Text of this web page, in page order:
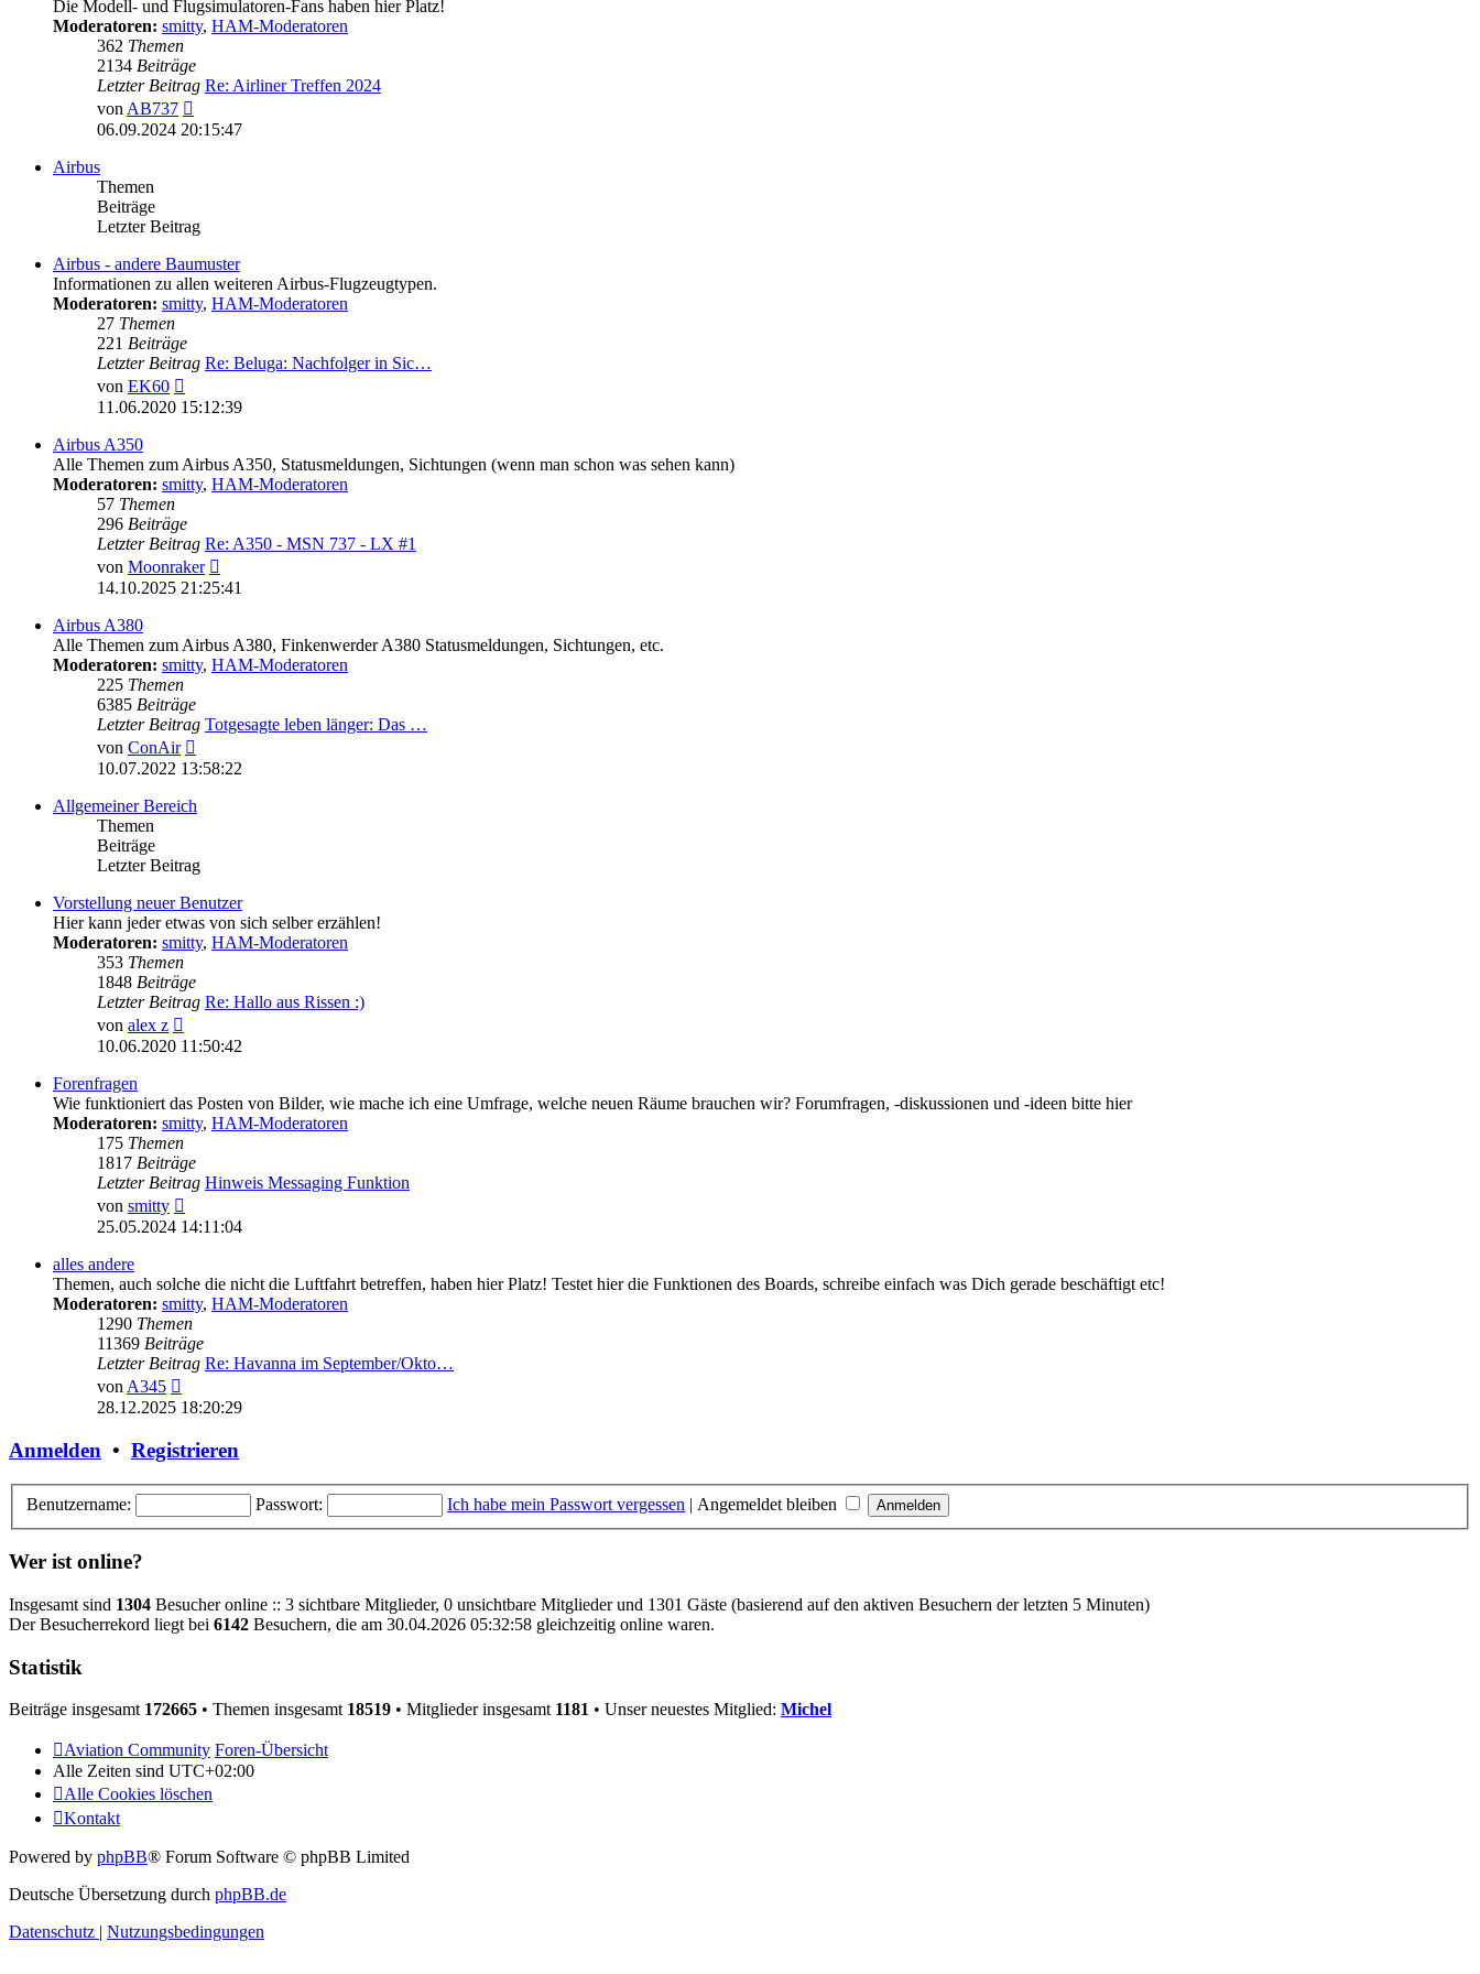
Die Modell- und Flugsimulatoren-Fans haben hier Platz!
Moderatoren: smitty, HAM-Moderatoren
362 Themen
2134 Beiträge
Letzter Beitrag Re: Airliner Treffen 2024
vonAB737
Beitrag
06.09.2024 20:15:47
Airbus
Themen
Beiträge
Letzter Beitrag
Airbus - andere Baumuster
Informationen zu allen weiteren Airbus-Flugzeugtypen.
Moderatoren: smitty, HAM-Moderatoren
27 Themen
221 Beiträge
Letzter Beitrag Re: Beluga: Nachfolger in Sic…
von EK60
Beitrag
11.06.2020 15:12:39
Airbus A350
Alle Themen zum Airbus A350, Statusmeldungen, Sichtungen (wenn man schon was sehen kann)
Moderatoren: smitty, HAM-Moderatoren
57 Themen
296 Beiträge
Letzter Beitrag Re: A350 - MSN 737 - LX #1
von Moonraker
Beitrag
14.10.2025 21:25:41
Airbus A380
Alle Themen zum Airbus A380, Finkenwerder A380 Statusmeldungen, Sichtungen, etc.
Moderatoren: smitty, HAM-Moderatoren
225 Themen
6385 Beiträge
Letzter Beitrag Totgesagte leben länger: Das …
von ConAir
Beitrag
10.07.2022 13:58:22
Allgemeiner Bereich
Themen
Beiträge
Letzter Beitrag
Vorstellung neuer Benutzer
Hier kann jeder etwas von sich selber erzählen!
Moderatoren: smitty, HAM-Moderatoren
353 Themen
1848 Beiträge
Letzter Beitrag Re: Hallo aus Rissen :)
von alex z
Beitrag
10.06.2020 11:50:42
Forenfragen
Wie funktioniert das Posten von Bilder, wie mache ich eine Umfrage, welche neuen Räume brauchen wir? Forumfragen, -diskussionen und -ideen bitte hier
Moderatoren: smitty, HAM-Moderatoren
175 Themen
1817 Beiträge
Letzter Beitrag Hinweis Messaging Funktion
von smitty
Beitrag
25.05.2024 14:11:04
alles andere
Themen, auch solche die nicht die Luftfahrt betreffen, haben hier Platz! Testet hier die Funktionen des Boards, schreibe einfach was Dich gerade beschäftigt etc!
Moderatoren: smitty, HAM-Moderatoren
1290 Themen
11369 Beiträge
Letzter Beitrag Re: Havanna im September/Okto…
vonA345
Beitrag
28.12.2025 18:20:29
Anmelden • Registrieren
Benutzername: Passwort: Ich habe mein Passwort vergessen | Angemeldet bleiben
Wer ist online?
Insgesamt sind 1304 Besucher online :: 3 sichtbare Mitglieder, 0 unsichtbare Mitglieder und 1301 Gäste (basierend auf den aktiven Besuchern der letzten 5 Minuten)
Der Besucherrekord liegt bei 6142 Besuchern, die am 30.04.2026 05:32:58 gleichzeitig online waren.
Statistik
Beiträge insgesamt 172665 • Themen insgesamt 18519 • Mitglieder insgesamt 1181 • Unser neuestes Mitglied: Michel
Aviation Community Foren-Übersicht
Alle Zeiten sind UTC+02:00
Alle Cookies löschen
Kontakt
Powered by phpBB® Forum Software © phpBB Limited
Deutsche Übersetzung durch phpBB.de
Datenschutz | Nutzungsbedingungen